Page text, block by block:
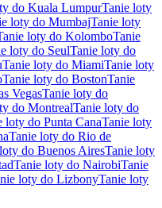
do Kuala LumpurTanie loty
loty do MumbajTanie loty
loty do KolomboTanie
loty do SeulTanie loty do
Tanie loty do MiamiTanie loty
Tanie loty do BostonTanie
VegasTanie loty do
do MontrealTanie loty do
loty do Punta CanaTanie loty
Tanie loty do Rio de
do Buenos AiresTanie loty
Tanie loty do NairobiTanie
loty do LizbonyTanie loty